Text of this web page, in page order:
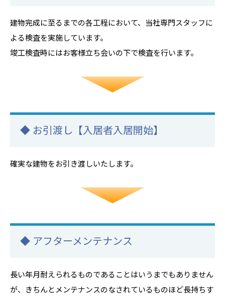
建物完成に至るまでの各工程において、当社専門スタッフに
よる検査を実施しています。
竣工検査時にはお客様立ち会いの下で検査を行います。
◆ お引渡し【入居者入居開始】
確実な建物をお引き渡しいたします。
◆ アフターメンテナンス
長い年月耐えられるものであることはいうまでもありません
が、きちんとメンテナンスのなされているものほど長持ちす